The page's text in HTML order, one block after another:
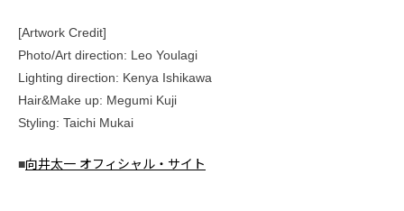
[Artwork Credit]
Photo/Art direction: Leo Youlagi
Lighting direction: Kenya Ishikawa
Hair&Make up: Megumi Kuji
Styling: Taichi Mukai
■向井太一 オフィシャル・サイト